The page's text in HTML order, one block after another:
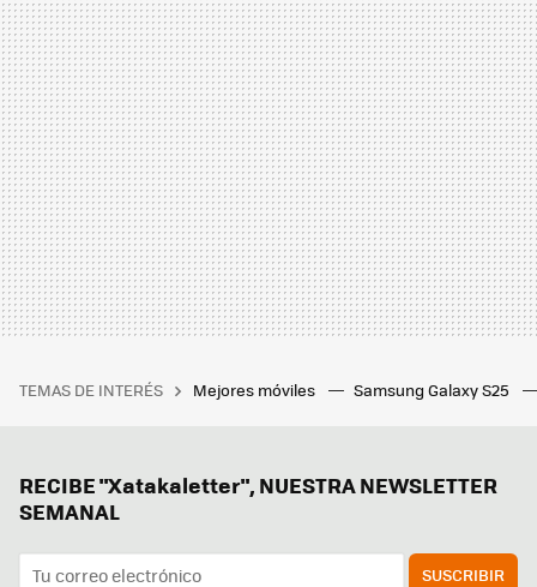
TEMAS DE INTERÉS Mejores móviles Samsung Galaxy S25
RECIBE "Xatakaletter", NUESTRA NEWSLETTER
SEMANAL
SUSCRIBIR